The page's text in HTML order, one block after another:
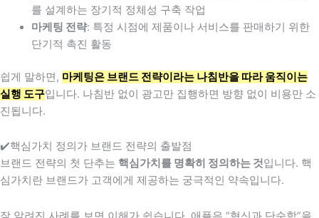
를 설계하는 장기적 정체성 구축 작업
마케팅 전략: 특정 시점에 제품이나 서비스를 판매하기 위한
단기적 촉진 활동
쉽게 말하면, 마케팅은 브랜드 전략이라는 나침반을 따라 움직이는
실행 도구입니다. 나침반 없이 광고만 집행하면 방향 없이 비용만 소
진됩니다.
✔️핵심가치 정의가 브랜드 전략의 출발점
브랜드 전략의 첫 단추는 핵심가치를 명확히 정의하는 것입니다. 핵
심가치란 브랜드가 고객에게 제공하는 궁극적인 약속입니다.